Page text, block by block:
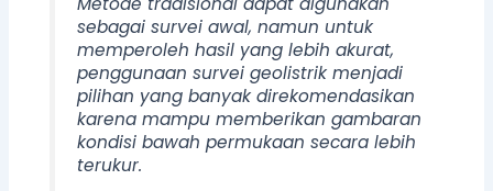
sebagai survei awal, namun untuk
memperoleh hasil yang lebih akurat,
penggunaan survei geolistrik menjadi
pilihan yang banyak direkomendasikan
karena mampu memberikan gambaran
kondisi bawah permukaan secara lebih
terukur.